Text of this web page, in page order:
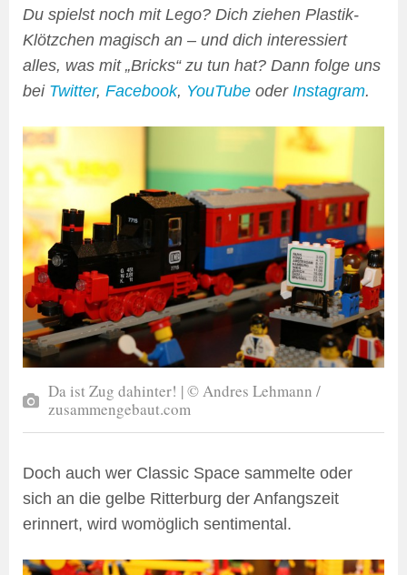
Du spielst noch mit Lego? Dich ziehen Plastik-
Klötzchen magisch an – und dich interessiert
alles, was mit „Bricks“ zu tun hat? Dann folge uns
bei Twitter, Facebook, YouTube oder Instagram.
Da ist Zug dahinter! | © Andres Lehmann /
zusammengebaut.com
Doch auch wer Classic Space sammelte oder
sich an die gelbe Ritterburg der Anfangszeit
erinnert, wird womöglich sentimental.